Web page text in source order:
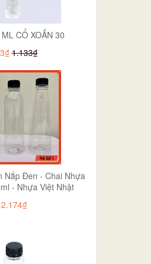
CỔ XOẮN 30
1.133₫
Nắp Đen - Chai Nhựa
- Nhựa Việt Nhật
2.174₫